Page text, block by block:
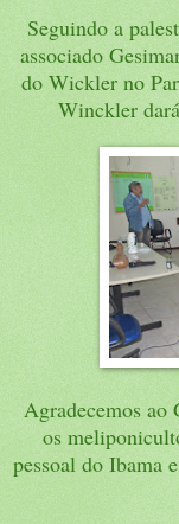
Seguindo a
associado
do Wickler no
Winckler
Agradecemos ao
os
pessoal do Ibama